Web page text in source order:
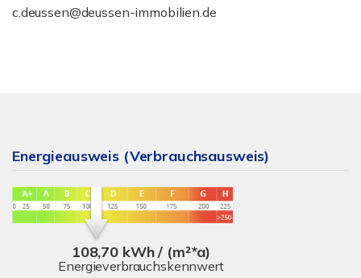
c.deussen@deussen-immobilien.de
Energieausweis (Verbrauchsausweis)
108,70 kWh / (m²*a)
Energieverbrauchskennwert